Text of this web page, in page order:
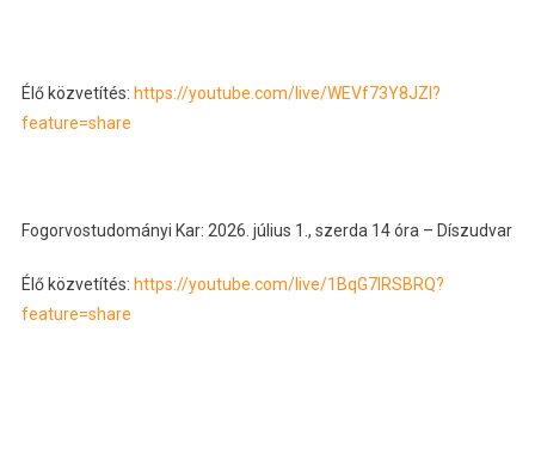
Élő közvetítés: https://youtube.com/live/WEVf73Y8JZI?
feature=share
Fogorvostudományi Kar: 2026. július 1., szerda 14 óra – Díszudvar
Élő közvetítés: https://youtube.com/live/1BqG7IRSBRQ?
feature=share